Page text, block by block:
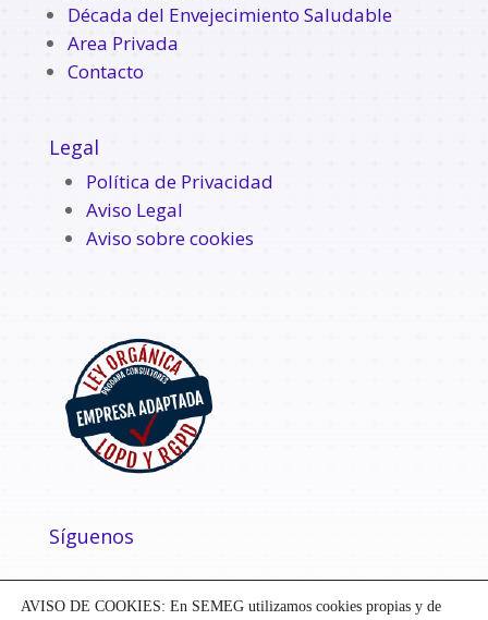
Década del Envejecimiento Saludable
Area Privada
Contacto
Legal
Política de Privacidad
Aviso Legal
Aviso sobre cookies
Síguenos
AVISO DE COOKIES: En SEMEG utilizamos cookies propias y de